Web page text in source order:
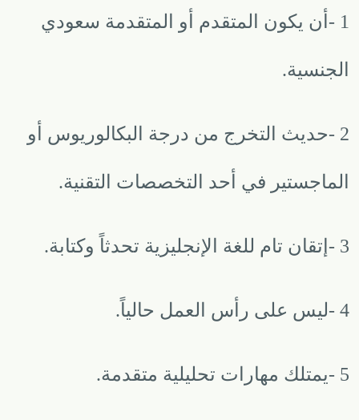
1
- أن يكون المتقدم أو المتقدمة سعودي
الجنسية.
2
-حديث التخرج من درجة البكالوريوس أو
الماجستير في أحد التخصصات التقنية.
3
- إتقان تام للغة الإنجليزية تحدثاً وكتابة.
4
-ليس على رأس العمل حالياً.
5
-يمتلك مهارات تحليلية متقدمة.